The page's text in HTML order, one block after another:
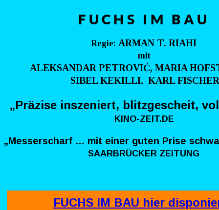
Regie: ARMAN T. RIAHI
mit
ALEKSANDAR PETROVIĆ, MARIA
SIBEL KEKILLI,  KARL
FUCHS IM BAU
„Präzise inszeniert, blitzgescheit,
KINO-ZEIT.DE
„Messerscharf … mit einer guten Prise
SAARBRÜCKER ZEITUNG
FUCHS IM BAU hier